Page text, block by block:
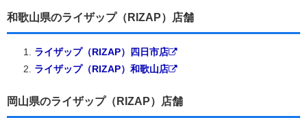
和歌山県のライザップ（RIZAP）店舗
ライザップ（RIZAP）四日市店
ライザップ（RIZAP）和歌山店
岡山県のライザップ（RIZAP）店舗